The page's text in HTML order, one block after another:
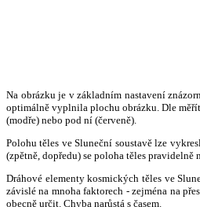
Na obrázku je v základním nastavení
optimálně vyplnila plochu obrázku. Dle
(modře) nebo pod ní (červeně).
Polohu těles ve Sluneční soustavě lze
(zpětně, dopředu) se poloha těles
Dráhové elementy kosmických těles ve
závislé na mnoha faktorech - zejména na
obecně určit. Chyba narůstá s časem.